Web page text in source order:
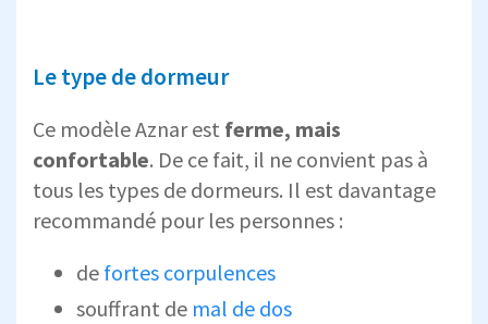
Le type de dormeur
Ce modèle Aznar est ferme, mais
confortable. De ce fait, il ne convient pas à
tous les types de dormeurs. Il est davantage
recommandé pour les personnes :
de fortes corpulences
souffrant de mal de dos